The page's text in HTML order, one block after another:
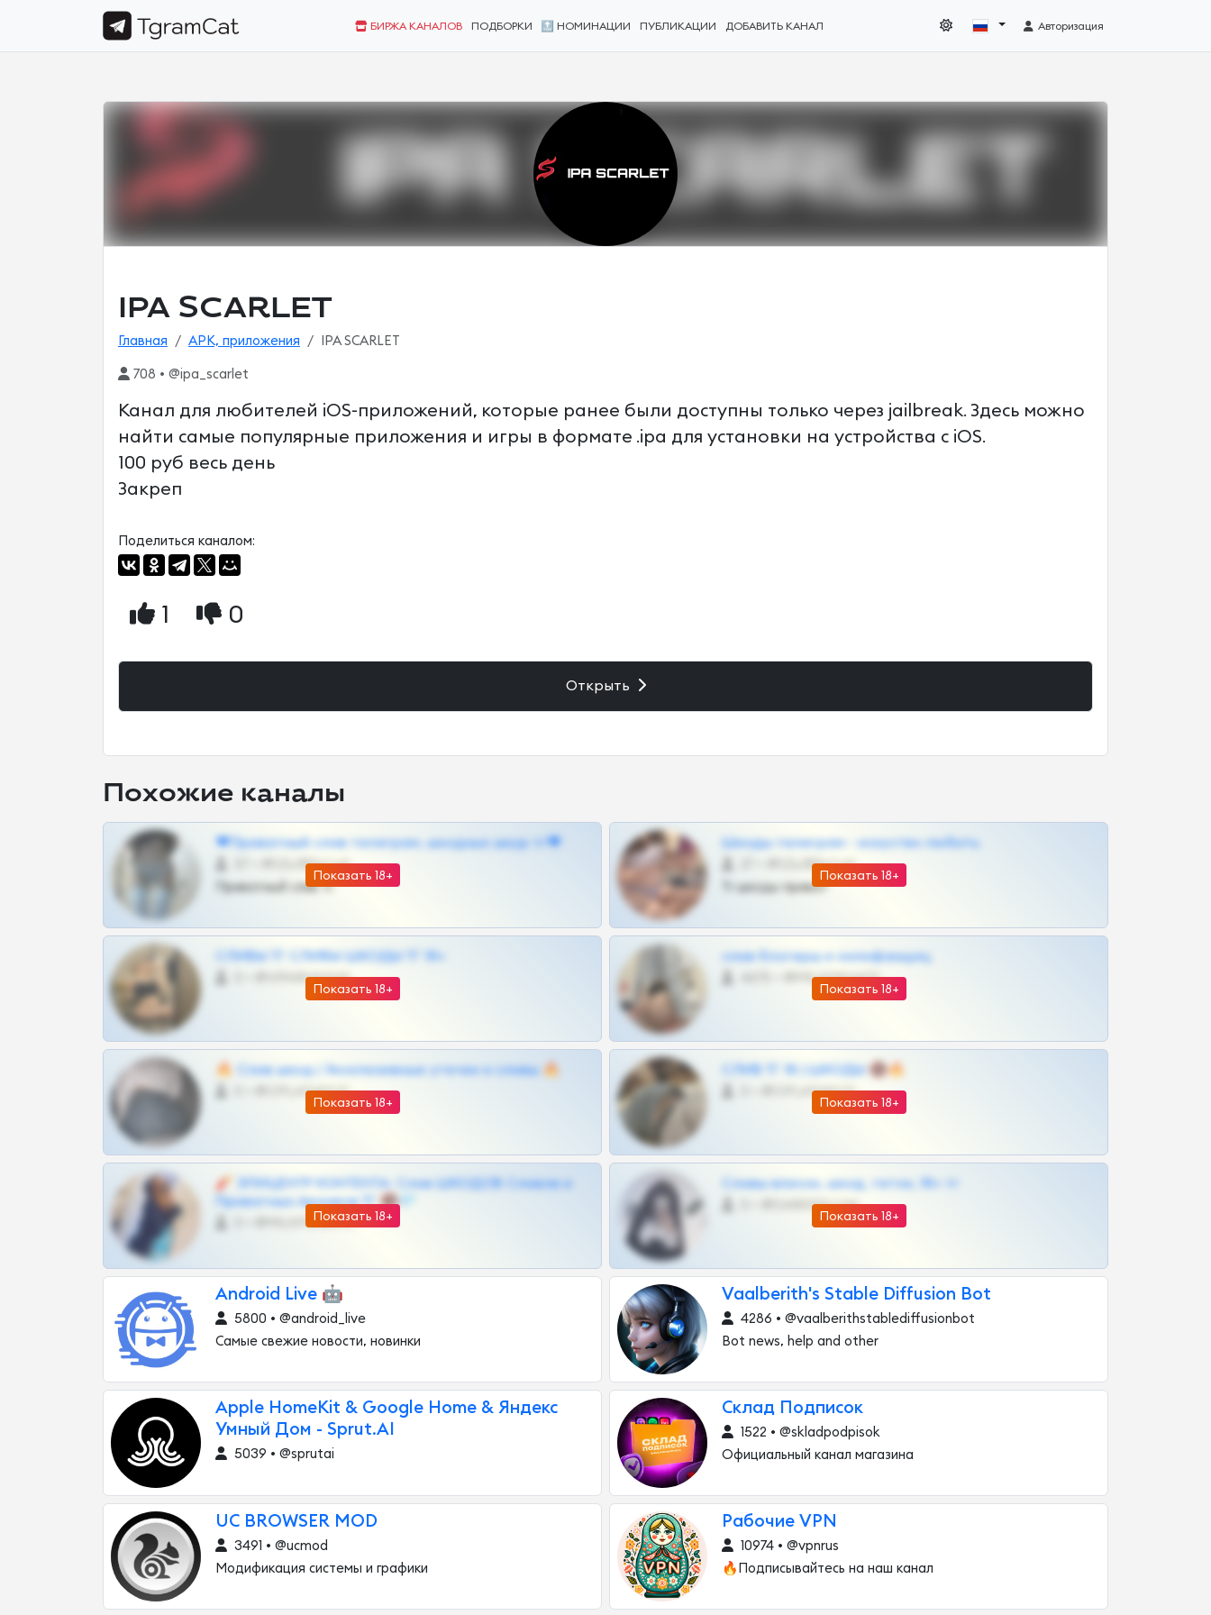
БИРЖА КАНАЛОВ ПОДБОРКИ 🔝 НОМИНАЦИИ ПУБЛИКАЦИИ ДОБАВИТЬ КАНАЛ Авторизация
IPA SCARLET
Главная APK, приложения IPA SCARLET
708 • @ipa_scarlet
Канал для любителей iOS-приложений, которые ранее были доступны только через jailbreak. Здесь можно
найти самые популярные приложения и игры в формате .ipa для установки на устройства с iOS.
100 руб весь день
Закреп
Поделиться каналом:
1 0
Открыть
Похожие каналы
Показать 18+
❤Приватный слив телеграм, шкодных шкур тг❤
@SZu3ll3sCatt_bot
Приватный слив тг
Показать 18+
Шкоды телеграм - искуство любить
@SZu3ll3sCatt_bot
Тг шкоды приват
Показать 18+
СЛИВЫ ТГ СЛИВЫ ШКОДЫ ТГ 18+
@VIPARHIVS55BOT
Показать 18+
слив блогерш и онлифанщиц
@MILKPRIVATES39BOT
Показать 18+
🔥 Слив шкод | Эксклюзивные утечки и сливы 🔥
@OPLATAPODPSK1BOT
Показать 18+
СЛИВ ТГ 18 | ШКОДЫ 🔞🔥
@OPLATAPODPSK1BOT
Показать 18+
🧨 ЭПИЦЕНТР КОНТЕНТА: Слив ШКОДОВ Сливов и
Приватных Архивов ТГ 🔞💎
@MILKPRIVATES39BOT
Показать 18+
Сливы вписок, шкод, теток, 18+ тг
@DARK15FLOWSBOT
Android Live 🤖
5800 • @android_live
Самые свежие новости, новинки
Vaalberith's Stable Diffusion Bot
4286 • @vaalberithstablediffusionbot
Bot news, help and other
Apple HomeKit & Google Home & Яндекс
Умный Дом - Sprut.AI
5039 • @sprutai
Склад Подписок
1522 • @skladpodpisok
Официальный канал магазина
UC BROWSER MOD
3491 • @ucmod
Модификация системы и графики
Рабочие VPN
10974 • @vpnrus
🔥Подписывайтесь на наш канал